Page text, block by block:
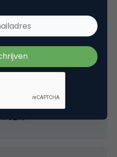
nog steeds zo. De
is een enorme bende.
02:13